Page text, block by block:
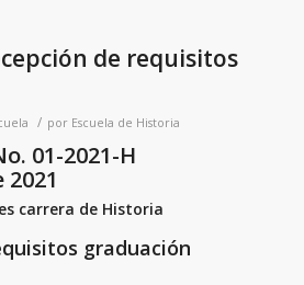
de requisitos
/ por Escuela de Historia
01-2021-H
carrera de Historia
graduación